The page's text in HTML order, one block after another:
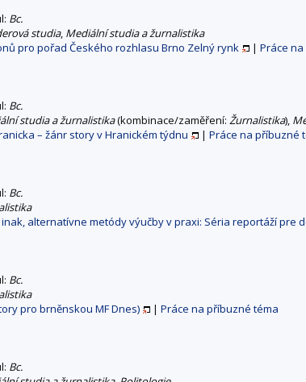
Bc.
studia, Mediální studia a žurnalistika
pro pořad Českého rozhlasu Brno Zelný rynk
| Práce
Bc.
studia a žurnalistika(kombinace/zaměření: Žurnalistika),
– žánr story v Hranickém týdnu
| Práce na příbuzné
Bc.
alternatívne metódy výučby v praxi: Séria reportáží pre
Bc.
pro brněnskou MF Dnes)
| Práce na příbuzné téma
Bc.